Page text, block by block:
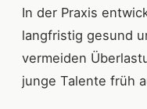
In der Praxis
langfristig gesund
vermeiden
junge Talente früh